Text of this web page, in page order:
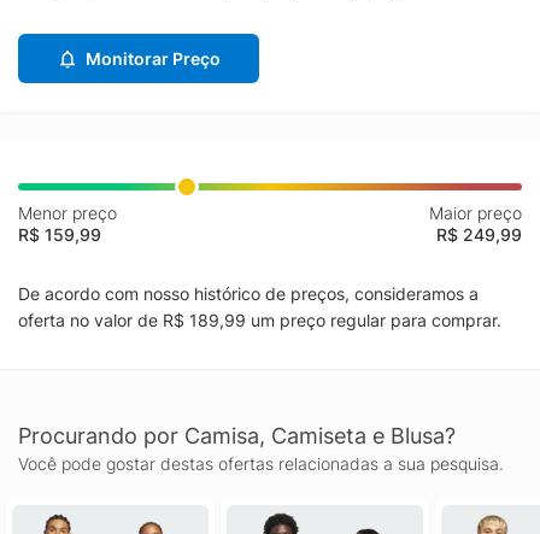
Monitorar Preço
Menor preço
R$ 159,99
Maior preço
R$ 249,99
De acordo com nosso histórico de preços, consideramos a
oferta no valor de R$ 189,99 um preço regular para comprar.
Procurando por Camisa, Camiseta e Blusa?
Você pode gostar destas ofertas relacionadas a sua pesquisa.